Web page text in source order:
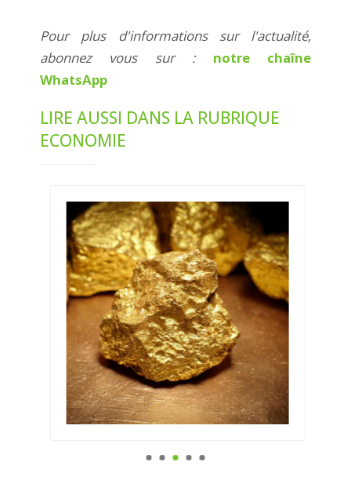
Pour plus d'informations sur l'actualité,
abonnez vous sur : notre chaîne
WhatsApp
LIRE AUSSI DANS LA RUBRIQUE
ECONOMIE